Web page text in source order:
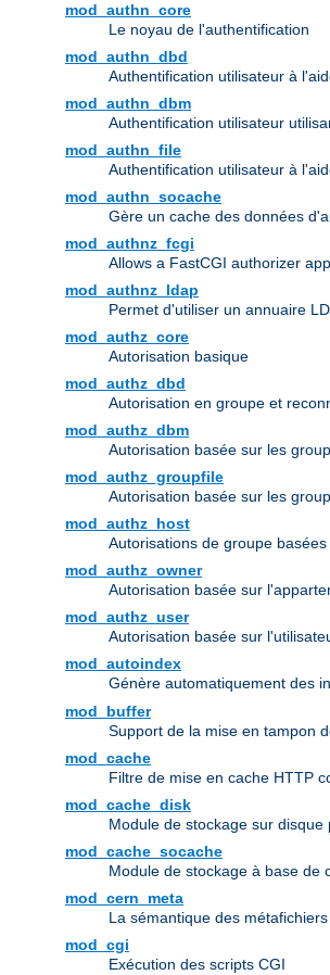
mod_authn_core
Le noyau de l'authentification
mod_authn_dbd
Authentification utilisateur à
mod_authn_dbm
Authentification utilisateur
mod_authn_file
Authentification utilisateur à
mod_authn_socache
Gère un cache des données
mod_authnz_fcgi
Allows a FastCGI authorizer
mod_authnz_ldap
Permet d'utiliser un annuaire
mod_authz_core
Autorisation basique
mod_authz_dbd
Autorisation en groupe et
mod_authz_dbm
Autorisation basée sur les
mod_authz_groupfile
Autorisation basée sur les
mod_authz_host
Autorisations de groupe
mod_authz_owner
Autorisation basée sur
mod_authz_user
Autorisation basée sur
mod_autoindex
Génère automatiquement des
mod_buffer
Support de la mise en tampon
mod_cache
Filtre de mise en cache HTTP
mod_cache_disk
Module de stockage sur disque
mod_cache_socache
Module de stockage à base de
mod_cern_meta
La sémantique des
mod_cgi
Exécution des scripts CGI